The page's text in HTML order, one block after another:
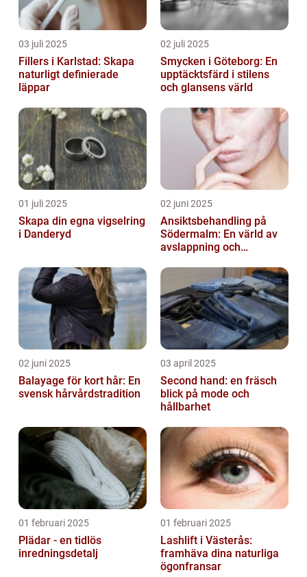
03 juli 2025
Fillers i Karlstad: Skapa
naturligt definierade
läppar
02 juli 2025
Smycken i Göteborg: En
upptäcktsfärd i stilens
och glansens värld
01 juli 2025
Skapa din egna vigselring
i Danderyd
02 juni 2025
Ansiktsbehandling på
Södermalm: En värld av
avslappning och
02 juni 2025
Balayage för kort hår: En
svensk hårvårdstradition
03 april 2025
Second hand: en fräsch
blick på mode och
hållbarhet
01 februari 2025
Plädar - en tidlös
inredningsdetalj
01 februari 2025
Lashlift i Västerås:
framhäva dina naturliga
ögonfransar